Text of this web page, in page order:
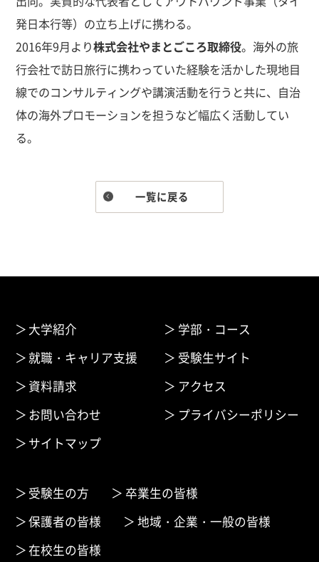
発日本行等）の立ち上げに携わる。
2016年9月より株式会社やまとごころ取締役。海外の旅
行会社で訪日旅行に携わっていた経験を活かした現地目
線でのコンサルティングや講演活動を行うと共に、自治
体の海外プロモーションを担うなど幅広く活動してい
る。
一覧に戻る
大学紹介
学部・コース
就職・キャリア支援
受験生サイト
資料請求
アクセス
お問い合わせ
プライバシーポリシー
サイトマップ
受験生の方
卒業生の皆様
保護者の皆様
地域・企業・一般の皆様
在校生の皆様